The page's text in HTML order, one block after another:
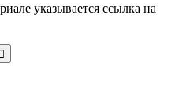
указывается ссылка на